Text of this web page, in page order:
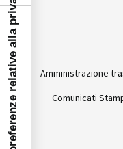
Amministrazione
Comunicati
Le tue preferenze relative alla privacy